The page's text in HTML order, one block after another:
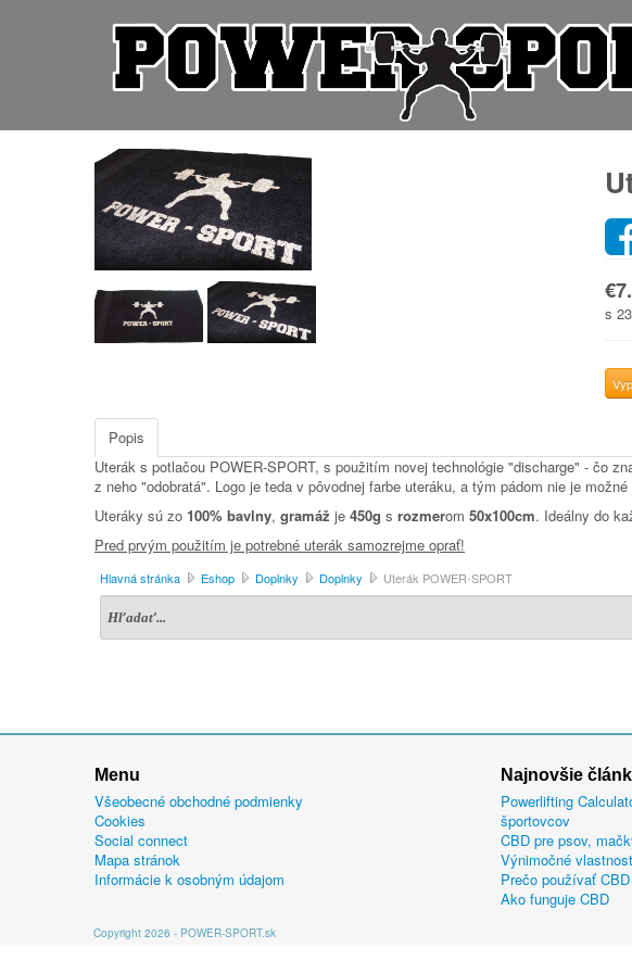
Copyright 2026 - POWER-SPORT.sk
s
Popis
Uterák s potlačou POWER-SPORT, s použitím novej technológie "discharge" - čo
z neho "odobratá". Logo je teda v pôvodnej farbe uteráku, a tým pádom nie je možné
Uteráky sú zo 100% bavlny, gramáž je 450g s rozmerom 50x100cm. Ideálny do
Pred prvým použitím je potrebné uterák samozrejme oprať!
Hlavná stránka Eshop Doplnky Doplnky Uterák POWER-SPORT
Menu
Všeobecné obchodné podmienky
Cookies
Social connect
Mapa stránok
Informácie k osobným údajom
Najnovšie
Powerlifting
športovcov
CBD pre psov,
Výnimočné
Prečo používať CBD
Ako funguje CBD